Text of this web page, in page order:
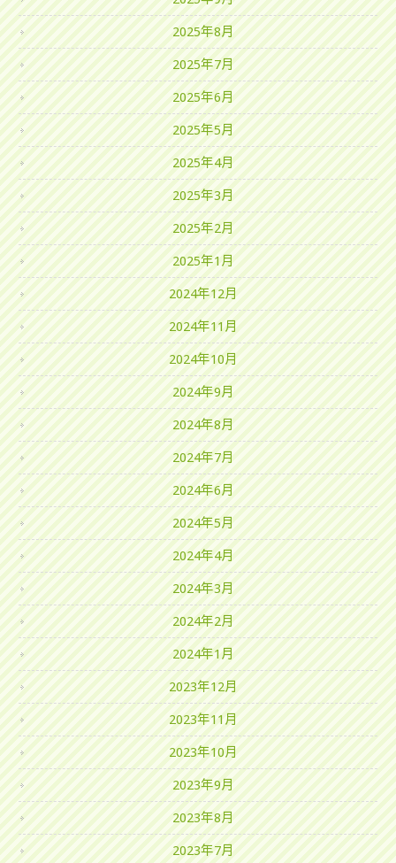
2025年8月
2025年7月
2025年6月
2025年5月
2025年4月
2025年3月
2025年2月
2025年1月
2024年12月
2024年11月
2024年10月
2024年9月
2024年8月
2024年7月
2024年6月
2024年5月
2024年4月
2024年3月
2024年2月
2024年1月
2023年12月
2023年11月
2023年10月
2023年9月
2023年8月
2023年7月